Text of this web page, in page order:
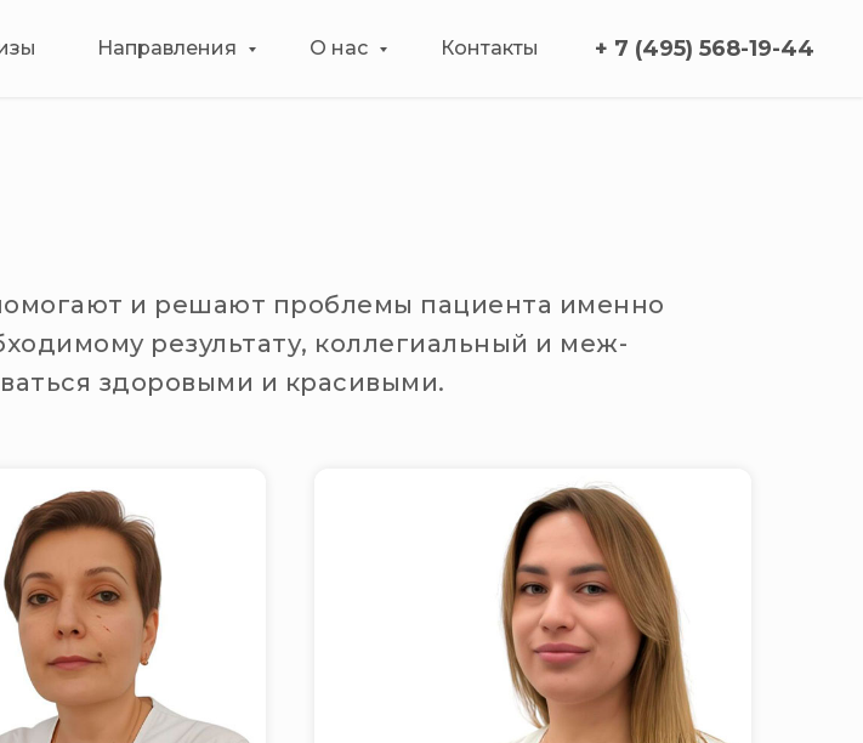
Направления О нас Контакты + 7 (495) 568-19-44
и решают проблемы пациента именно
результату, коллегиальный и меж-
здоровыми и красивыми.